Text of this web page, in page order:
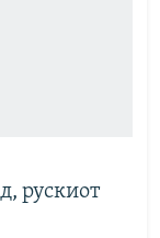
рускиот